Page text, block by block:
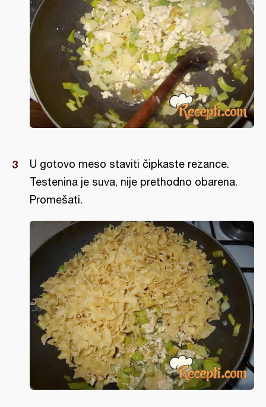
U gotovo meso staviti čipkaste rezance.
Testenina je suva, nije prethodno obarena.
Promešati.